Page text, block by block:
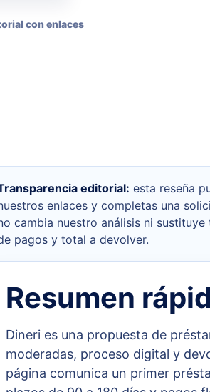
con enlaces
editorial: esta reseña
enlaces y completas una
cambia nuestro análisis ni
pagos y total a devolver.
Resumen
Dineri es una propuesta de
moderadas, proceso digital y
página comunica un primer